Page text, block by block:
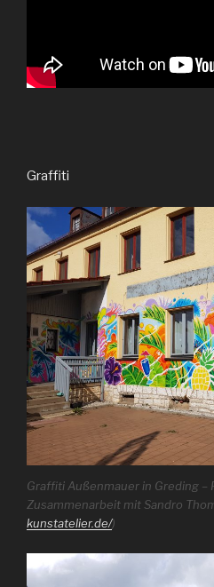
Graffiti
Graffiti Außenmauer in Greding –
Zusammenarbeit mit Sandro
kunstatelier.de/)